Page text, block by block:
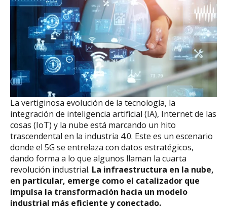
La vertiginosa evolución de la tecnología, la
integración de inteligencia artificial (IA), Internet de las
cosas (IoT) y la nube está marcando un hito
trascendental en la industria 4.0. Este es un escenario
donde el 5G se entrelaza con datos estratégicos,
dando forma a lo que algunos llaman la cuarta
revolución industrial. La infraestructura en la nube,
en particular, emerge como el catalizador que
impulsa la transformación hacia un modelo
industrial más eficiente y conectado.